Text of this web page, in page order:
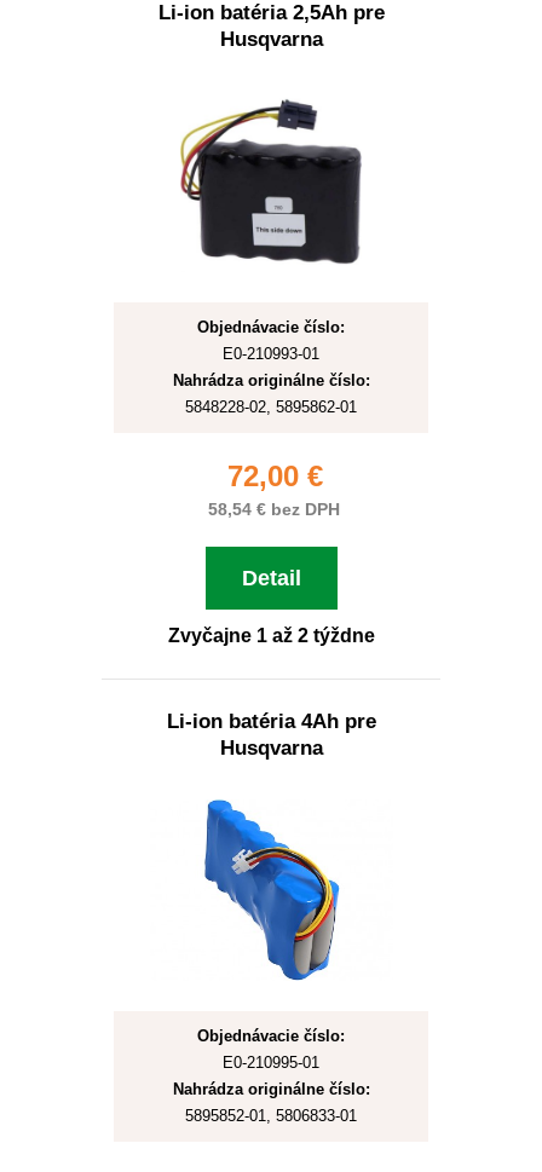
Li-ion batéria 2,5Ah pre
Husqvarna
Objednávacie číslo:
E0-210993-01
Nahrádza originálne číslo:
5848228-02, 5895862-01
72,00 €
58,54 € bez DPH
Detail
Zvyčajne 1 až 2 týždne
Li-ion batéria 4Ah pre
Husqvarna
Objednávacie číslo:
E0-210995-01
Nahrádza originálne číslo:
5895852-01, 5806833-01